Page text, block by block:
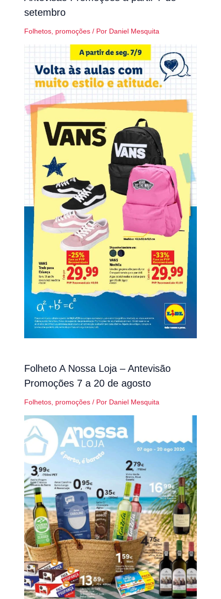
setembro
Folhetos, promoções/ Por Daniel Mesquita
Folheto A Nossa Loja – Antevisão
Promoções 7 a 20 de agosto
Folhetos, promoções/ Por Daniel Mesquita